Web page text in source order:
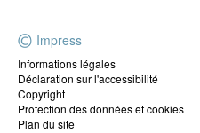
Impress
Informations légales
Déclaration sur l'accessibilité
Copyright
Protection des données et cookies
Plan du site